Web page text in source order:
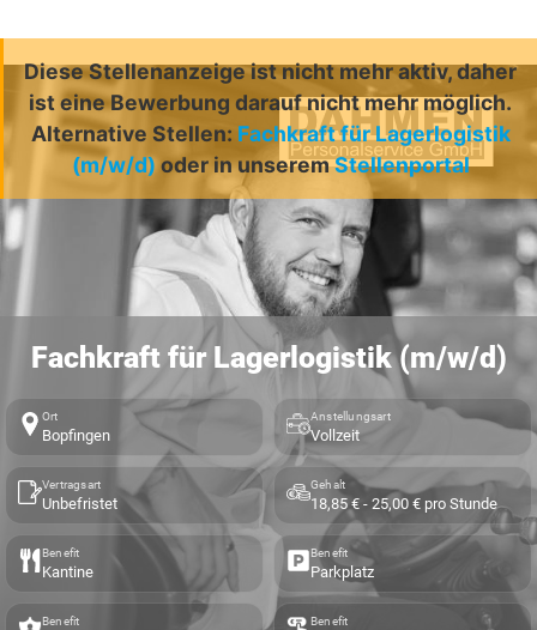
Diese Stellenanzeige ist nicht mehr aktiv, daher
ist eine Bewerbung darauf nicht mehr möglich.
Alternative Stellen: Fachkraft für Lagerlogistik
(m/w/d) oder in unseremStellenportal
Fachkraft für Lagerlogistik (m/w/d)
Ort
Bopfingen
Anstellungsart
Vollzeit
Vertragsart
Unbefristet
Gehalt
18,85 € - 25,00 € pro Stunde
Benefit
Kantine
Benefit
Parkplatz
Benefit Benefit